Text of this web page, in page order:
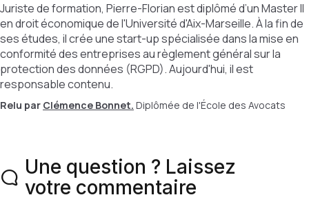
Juriste de formation, Pierre-Florian est diplômé d’un Master II
en droit économique de l'Université d'Aix-Marseille. À la fin de
ses études, il crée une start-up spécialisée dans la mise en
conformité des entreprises au règlement général sur la
protection des données (RGPD). Aujourd'hui, il est
responsable contenu.
Relu par Clémence Bonnet. Diplômée de l'École des Avocats
Une question ? Laissez
votre commentaire